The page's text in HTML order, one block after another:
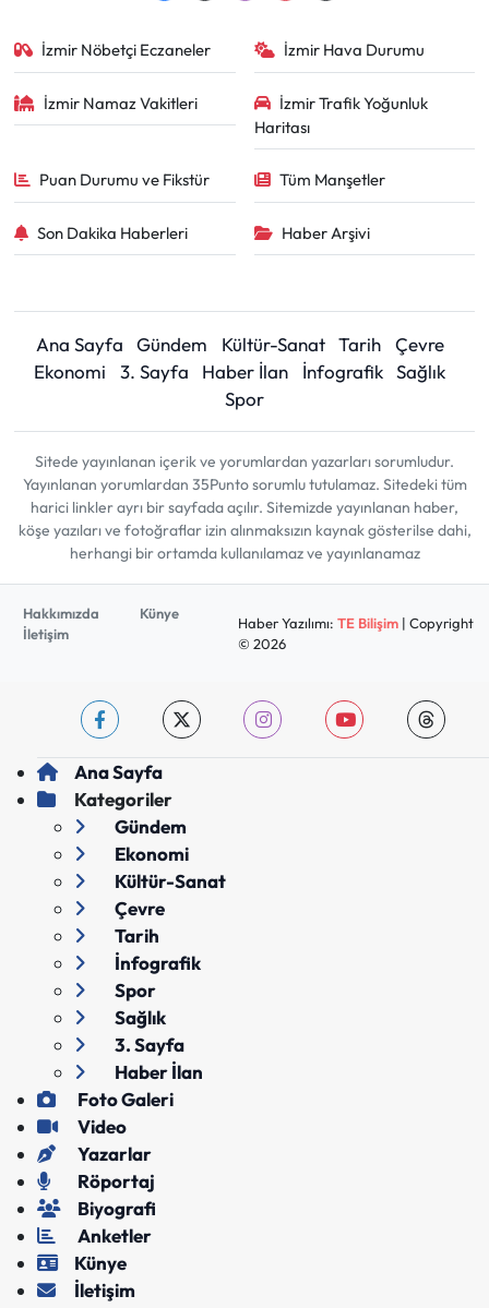
İzmir Nöbetçi Eczaneler İzmir Hava Durumu
İzmir Namaz Vakitleri
İzmir Trafik Yoğunluk
Haritası
Puan Durumu ve Fikstür Tüm Manşetler
Son Dakika Haberleri Haber Arşivi
Ana Sayfa Gündem Kültür-Sanat Tarih
Çevre
Ekonomi
3. Sayfa Haber İlan İnfografik Sağlık
Spor
Sitede yayınlanan içerik ve yorumlardan yazarları sorumludur.
Yayınlanan yorumlardan 35Punto sorumlu tutulamaz. Sitedeki tüm
harici linkler ayrı bir sayfada açılır. Sitemizde yayınlanan haber,
köşe yazıları ve fotoğraflar izin alınmaksızın kaynak gösterilse dahi,
herhangi bir ortamda kullanılamaz ve yayınlanamaz
Hakkımızda
Künye
İletişim
Haber Yazılımı: TE Bilişim| Copyright
© 2026
Ana Sayfa
Kategoriler
Gündem
Ekonomi
Kültür-Sanat
Çevre
Tarih
İnfografik
Spor
Sağlık
3. Sayfa
Haber İlan
Foto Galeri
Video
Yazarlar
Röportaj
Biyografi
Anketler
Künye
İletişim